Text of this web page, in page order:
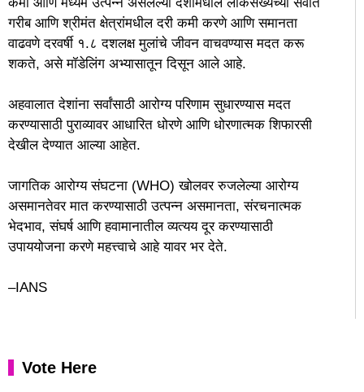
गरीब आणि श्रीमंत क्षेत्रांमधील दरी कमी करणे आणि समानता
वाढवणे दरवर्षी १.८ दशलक्ष मुलांचे जीवन वाचवण्यास मदत करू
शकते, असे मॉडेलिंग अभ्यासातून दिसून आले आहे.
अहवालात देशांना सर्वांसाठी आरोग्य परिणाम सुधारण्यास मदत
करण्यासाठी पुराव्यावर आधारित धोरणे आणि धोरणात्मक शिफारसी
देखील देण्यात आल्या आहेत.
जागतिक आरोग्य संघटना (WHO) खोलवर रुजलेल्या आरोग्य
असमानतेवर मात करण्यासाठी उत्पन्न असमानता, संरचनात्मक
भेदभाव, संघर्ष आणि हवामानातील व्यत्यय दूर करण्यासाठी
उपाययोजना करणे महत्त्वाचे आहे यावर भर देते.
–IANS
Vote Here